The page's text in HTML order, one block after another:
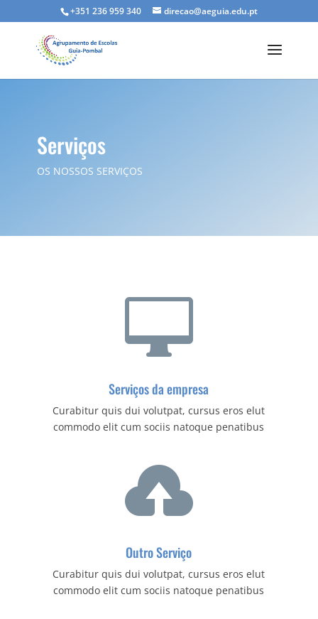
+351 236 959 340 direcao@aeguia.edu.pt
Serviços
OS NOSSOS SERVIÇOS

Serviços da empresa
Curabitur quis dui volutpat, cursus eros elut
commodo elit cum sociis natoque penatibus

Outro Serviço
Curabitur quis dui volutpat, cursus eros elut
commodo elit cum sociis natoque penatibus